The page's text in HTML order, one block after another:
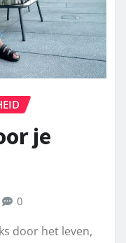
je
0
door het leven,